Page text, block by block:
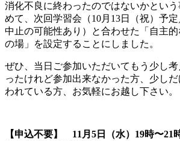
消化不良に終わったのではないかとい
めて、次回学習会（10月13日（祝）予
中止の可能性あり）と合わせた「自主
の場」を設定することにしました。
ぜひ、当日ご参加いただいてもう少し
ったけれど参加出来なかった方、少し
われている方、お気軽にお越し下さい。
【申込不要】 11月5日（水）19時〜